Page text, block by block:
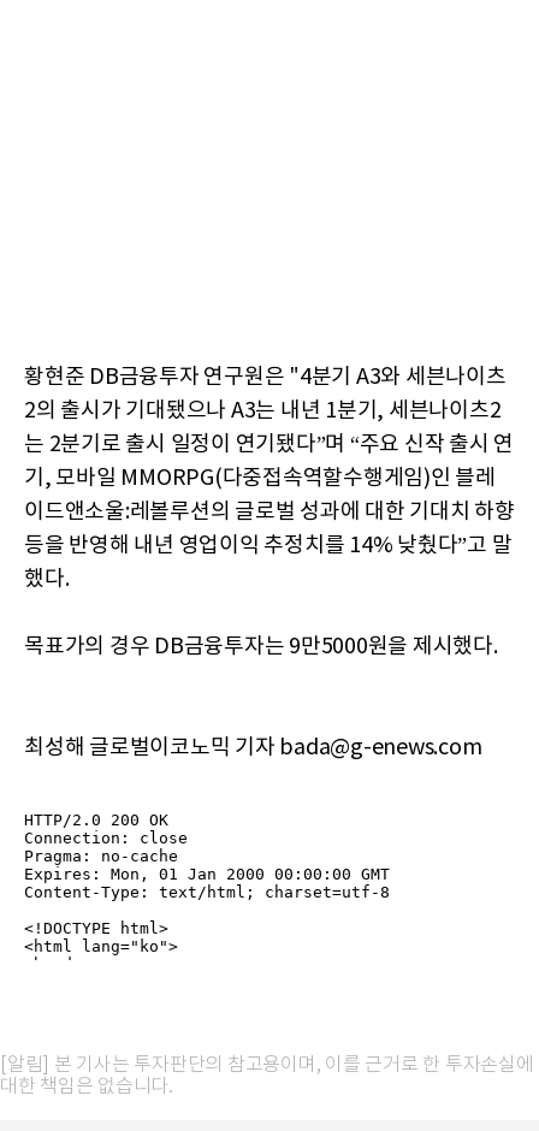
황현준 DB금융투자 연구원은 "4분기 A3와 세븐나이츠
2의 출시가 기대됐으나 A3는 내년 1분기, 세븐나이츠2
는 2분기로 출시 일정이 연기됐다”며 “주요 신작 출시 연
기, 모바일 MMORPG(다중접속역할수행게임)인 블레
이드앤소울:레볼루션의 글로벌 성과에 대한 기대치 하향
등을 반영해 내년 영업이익 추정치를 14% 낮췄다”고 말
했다.
목표가의 경우 DB금융투자는 9만5000원을 제시했다.
최성해 글로벌이코노믹 기자 bada@g-enews.com
[알림] 본 기사는 투자판단의 참고용이며, 이를 근거로 한 투자손실에
대한 책임은 없습니다.